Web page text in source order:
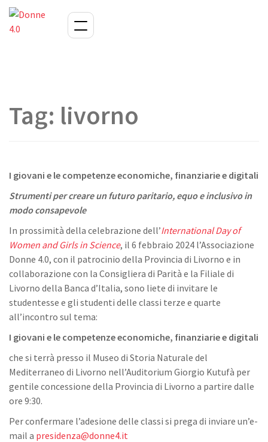
Tag: livorno
I giovani e le competenze economiche, finanziarie e digitali
Strumenti per creare un futuro paritario, equo e inclusivo in
modo consapevole
In prossimità della celebrazione dell’International Day of
Women and Girls in Science, il 6 febbraio 2024 l’Associazione
Donne 4.0, con il patrocinio della Provincia di Livorno e in
collaborazione con la Consigliera di Parità e la Filiale di
Livorno della Banca d’Italia, sono liete di invitare le
studentesse e gli studenti delle classi terze e quarte
all’incontro sul tema:
I giovani e le competenze economiche, finanziarie e digitali
che si terrà presso il Museo di Storia Naturale del
Mediterraneo di Livorno nell’Auditorium Giorgio Kutufà per
gentile concessione della Provincia di Livorno a partire dalle
ore 9:30.
Per confermare l’adesione delle classi si prega di inviare un’e-
mail a presidenza@donne4.it